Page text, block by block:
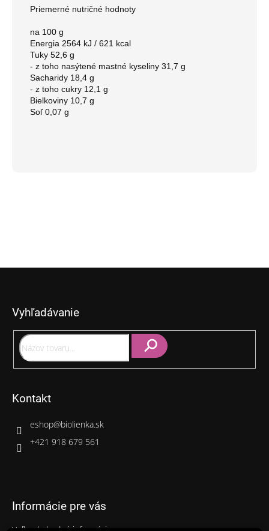
Priemerné nutričné ​​hodnoty
na 100 g
Energia 2564 kJ / 621 kcal
Tuky 52,6 g
- z toho nasýtené mastné kyseliny 31,7 g
Sacharidy 18,4 g
- z toho cukry 12,1 g
Bielkoviny 10,7 g
Soľ 0,07 g
Vyhľadávanie
Kontakt
eshop@biolienka.sk
+421 918 679 561
Informácie pre vás